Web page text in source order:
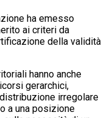
ha emesso
ai criteri da
della validità
hanno anche
gerarchici,
irregolare
a una posizione